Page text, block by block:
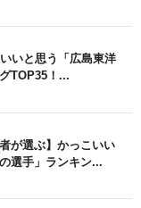
いと思う「広島東洋
TOP35！...
が選ぶ】かっこいい
選手」ランキン...